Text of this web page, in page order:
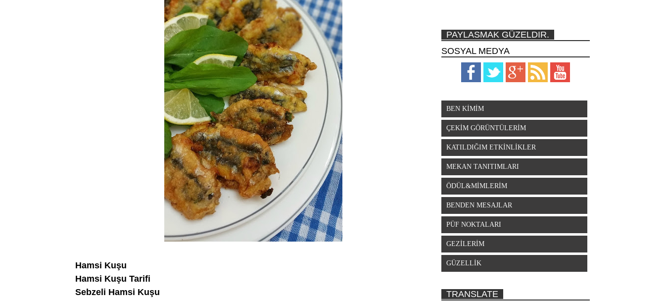
Hamsi Kuşu
Hamsi Kuşu Tarifi
Sebzeli Hamsi Kuşu
PAYLASMAK GÜZELDIR.
SOSYAL MEDYA
BEN KİMİM
ÇEKİM GÖRÜNTÜLERİM
KATILDIĞIM ETKİNLİKLER
MEKAN TANITIMLARI
ÖDÜL&MİMLERİM
BENDEN MESAJLAR
PÜF NOKTALARI
GEZİLERİM
GÜZELLİK
TRANSLATE